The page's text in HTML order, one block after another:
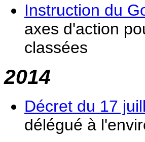
Instruction du
axes d'action
classées
2014
Décret du 17
délégué à